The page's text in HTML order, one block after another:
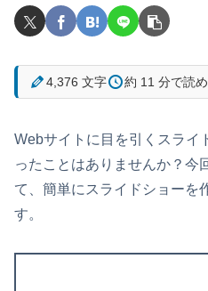
4,376 文字 約 11 分で読
Webサイトに目を引くスライ
ったことはありませんか？今
て、簡単にスライドショーを
す。